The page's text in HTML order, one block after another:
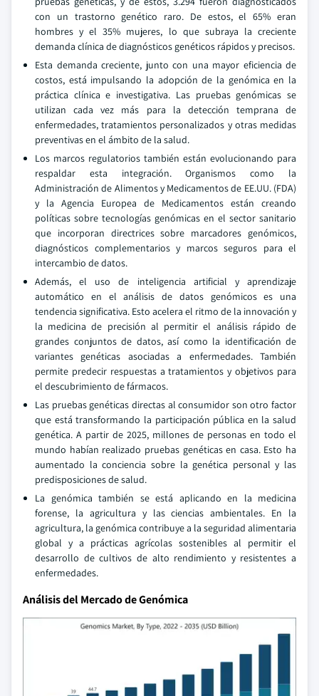
con un trastorno genético raro. De estos, el 65% eran
hombres y el 35% mujeres, lo que subraya la creciente
demanda clínica de diagnósticos genéticos rápidos y precisos.
Esta demanda creciente, junto con una mayor eficiencia de
costos, está impulsando la adopción de la genómica en la
práctica clínica e investigativa. Las pruebas genómicas se
utilizan cada vez más para la detección temprana de
enfermedades, tratamientos personalizados y otras medidas
preventivas en el ámbito de la salud.
Los marcos regulatorios también están evolucionando para
respaldar esta integración. Organismos como la
Administración de Alimentos y Medicamentos de EE.UU. (FDA)
y la Agencia Europea de Medicamentos están creando
políticas sobre tecnologías genómicas en el sector sanitario
que incorporan directrices sobre marcadores genómicos,
diagnósticos complementarios y marcos seguros para el
intercambio de datos.
Además, el uso de inteligencia artificial y aprendizaje
automático en el análisis de datos genómicos es una
tendencia significativa. Esto acelera el ritmo de la innovación y
la medicina de precisión al permitir el análisis rápido de
grandes conjuntos de datos, así como la identificación de
variantes genéticas asociadas a enfermedades. También
permite predecir respuestas a tratamientos y objetivos para
el descubrimiento de fármacos.
Las pruebas genéticas directas al consumidor son otro factor
que está transformando la participación pública en la salud
genética. A partir de 2025, millones de personas en todo el
mundo habían realizado pruebas genéticas en casa. Esto ha
aumentado la conciencia sobre la genética personal y las
predisposiciones de salud.
La genómica también se está aplicando en la medicina
forense, la agricultura y las ciencias ambientales. En la
agricultura, la genómica contribuye a la seguridad alimentaria
global y a prácticas agrícolas sostenibles al permitir el
desarrollo de cultivos de alto rendimiento y resistentes a
enfermedades.
Análisis del Mercado de Genómica